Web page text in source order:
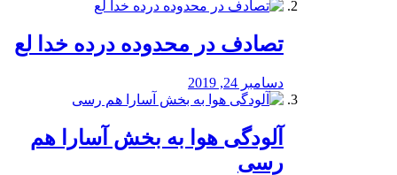
تصادف در محدوده درده خدا لع
دسامبر 24, 2019
آلودگی هوا به بخش آسارا هم
رسی